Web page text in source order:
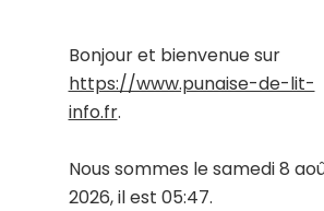
Bonjour et bienvenue sur
https://www.punaise-de-lit-
info.fr.
Nous sommes le samedi 8
2026, il est 05:47.